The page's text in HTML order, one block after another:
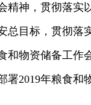
精神，贯彻落实
总目标，贯彻落
和物资储备工作
署2019年粮食和